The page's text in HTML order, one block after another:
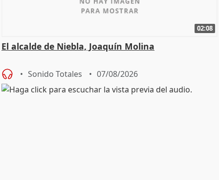
02:08
El alcalde de Niebla, Joaquín Molina
Sonido Totales 07/08/2026